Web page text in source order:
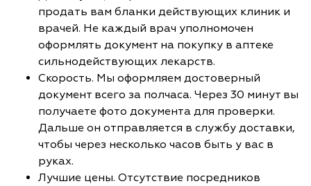
продать вам бланки действующих клиник и
врачей. Не каждый врач уполномочен
оформлять документ на покупку в аптеке
сильнодействующих лекарств.
Скорость. Мы оформляем достоверный
документ всего за полчаса. Через 30 минут вы
получаете фото документа для проверки.
Дальше он отправляется в службу доставки,
чтобы через несколько часов быть у вас в
руках.
Лучшие цены. Отсутствие посредников